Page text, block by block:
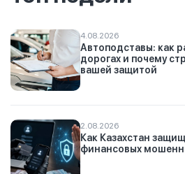
4.08.2026
Автоподставы: как
дорогах и почему
вашей защитой
2.08.2026
Как Казахстан
финансовых